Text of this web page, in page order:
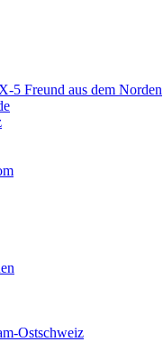
5 Freund aus dem Norden
Ostschweiz